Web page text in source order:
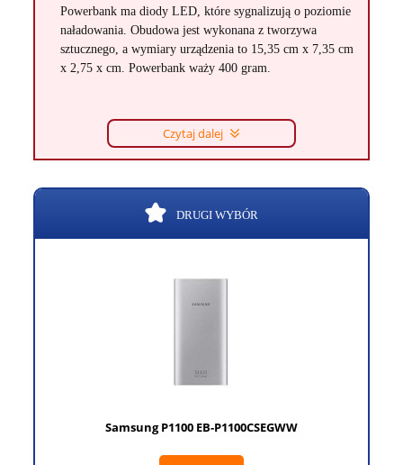
Powerbank ma diody LED, które sygnalizują o poziomie
naładowania. Obudowa jest wykonana z tworzywa
sztucznego, a wymiary urządzenia to 15,35 cm x 7,35 cm
x 2,75 x cm. Powerbank waży 400 gram.
Czytaj dalej
DRUGI WYBÓR
Samsung P1100 EB-P1100CSEGWW